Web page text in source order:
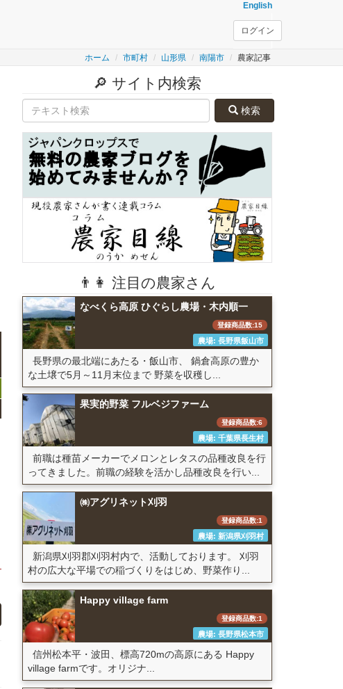
English
ログイン
ホーム 市町村 山形県 南陽市 農家記事
🔎 サイト内検索
検索
👨👩 注目の農家さん
なべくら高原 ひぐらし農場・木内順一
登録商品数:15
農場: 長野県飯山市
長野県の最北端にあたる・飯山市、 鍋倉高原の豊か
な土壌で5月～11月末位まで 野菜を収穫し...
果実的野菜 フルベジファーム
登録商品数:6
農場: 千葉県長生村
前職は種苗メーカーでメロンとレタスの品種改良を行
ってきました。前職の経験を活かし品種改良を行い...
㈱アグリネット刈羽
登録商品数:1
農場: 新潟県刈羽村
新潟県刈羽郡刈羽村内で、活動しております。 刈羽
村の広大な平場での稲づくりをはじめ、野菜作り...
Happy village farm
登録商品数:1
農場: 長野県松本市
信州松本平・波田、標高720mの高原にある Happy
village farmです。オリジナ...